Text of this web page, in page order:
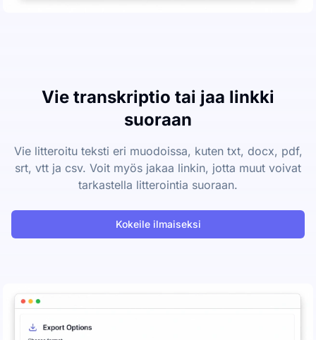
Vie transkriptio tai jaa linkki
suoraan
Vie litteroitu teksti eri muodoissa, kuten txt, docx, pdf,
srt, vtt ja csv. Voit myös jakaa linkin, jotta muut voivat
tarkastella litterointia suoraan.
Kokeile ilmaiseksi